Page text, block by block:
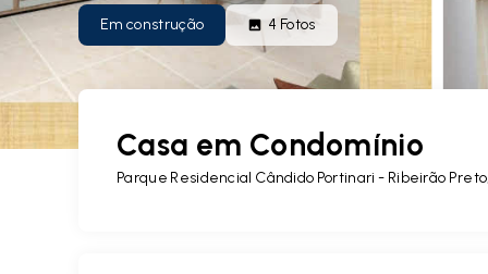
Em construção 4 Fotos
Casa em Condomínio
Parque Residencial Cândido Portinari - Ribeirão